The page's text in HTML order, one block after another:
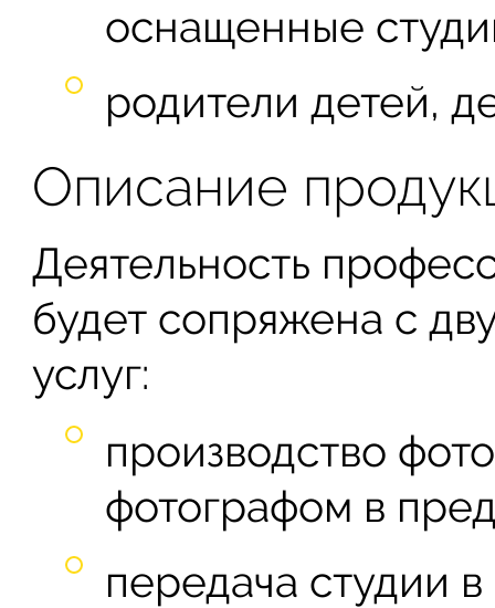
оснащенные
родители детей,
Описание
Деятельность
будет сопряжена с
услуг:
производство
фотографом в
передача студии